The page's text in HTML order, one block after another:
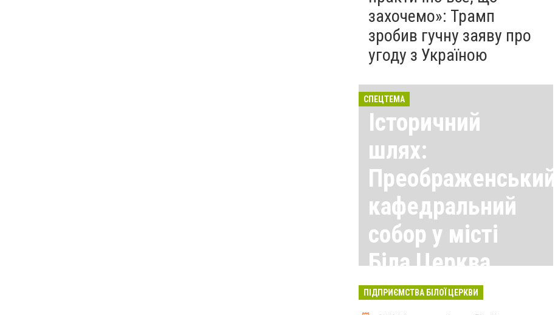
захочемо»: Трамп
зробив гучну заяву про
угоду з Україною
СПЕЦТЕМА
Історичний
шлях:
Преображенський
кафедральний
собор у місті
Біла Церква
Всі матеріали тут
ПІДПРИЄМСТВА БІЛОЇ ЦЕРКВИ